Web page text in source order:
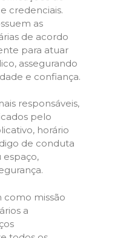
credenciais.
as
de acordo
para atuar
assegurando
e confiança.
responsáveis,
pelo
horário
de conduta
espaço,
como missão
a